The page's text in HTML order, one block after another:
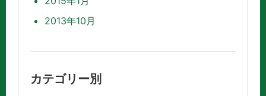
2013年10月
カテゴリー別